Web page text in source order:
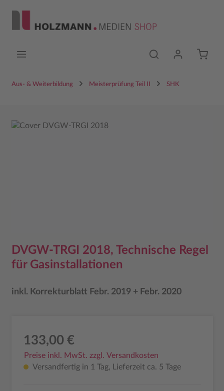
Aus- & Weiterbildung Meisterprüfung Teil II SHK
Bildergalerie überspringen
DVGW-TRGI 2018, Technische Regel
für Gasinstallationen
inkl. Korrekturblatt Febr. 2019 + Febr. 2020
133,00 €
Preise inkl. MwSt. zzgl. Versandkosten
Versandfertig in 1 Tag, Lieferzeit ca. 5 Tage